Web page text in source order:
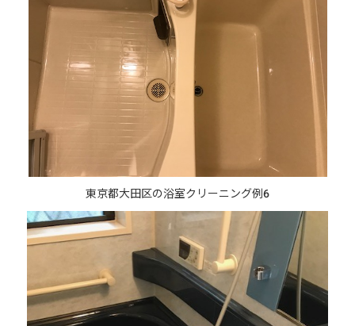
東京都大田区の浴室クリーニング例6